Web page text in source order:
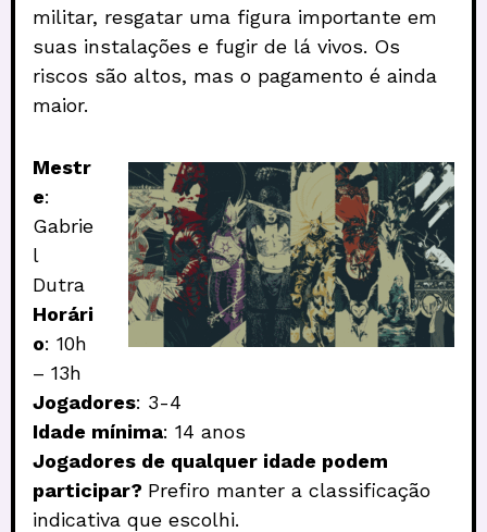
militar, resgatar uma figura importante em
suas instalações e fugir de lá vivos. Os
riscos são altos, mas o pagamento é ainda
maior.
Mestr
e:
Gabrie
l
Dutra
Horári
o: 10h
– 13h
Jogadores: 3-4
Idade mínima: 14 anos
Jogadores de qualquer idade podem
participar? Prefiro manter a classificação
indicativa que escolhi.